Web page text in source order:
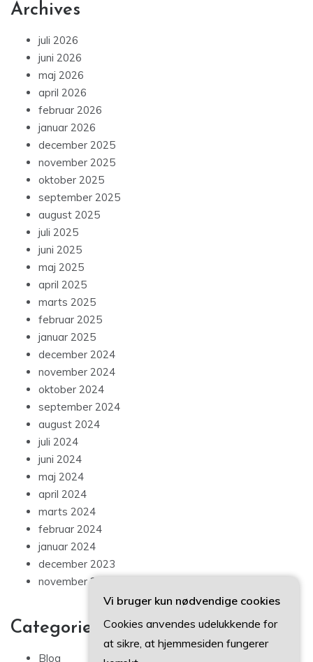
Archives
juli 2026
juni 2026
maj 2026
april 2026
februar 2026
januar 2026
december 2025
november 2025
oktober 2025
september 2025
august 2025
juli 2025
juni 2025
maj 2025
april 2025
marts 2025
februar 2025
januar 2025
december 2024
november 2024
oktober 2024
september 2024
august 2024
juli 2024
juni 2024
maj 2024
april 2024
marts 2024
februar 2024
januar 2024
december 2023
november 2023
Categories
Blog
Vi bruger kun nødvendige cookies
Cookies anvendes udelukkende for
at sikre, at hjemmesiden fungerer